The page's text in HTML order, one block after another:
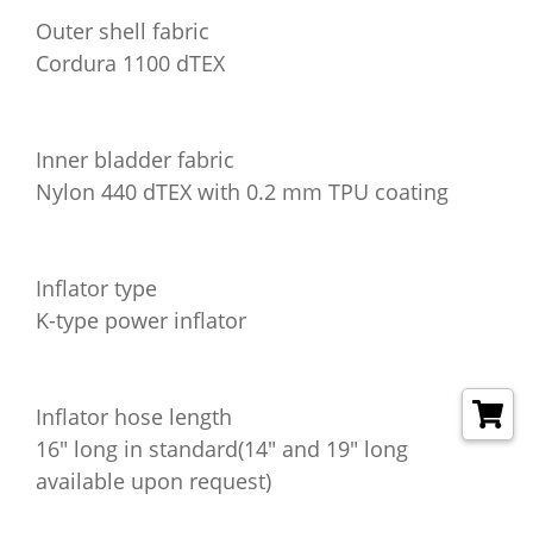
Outer shell fabric
Cordura 1100 dTEX
Inner bladder fabric
Nylon 440 dTEX with 0.2 mm TPU coating
Inflator type
K-type power inflator
Inflator hose length
16" long in standard(14" and 19" long
available upon request)